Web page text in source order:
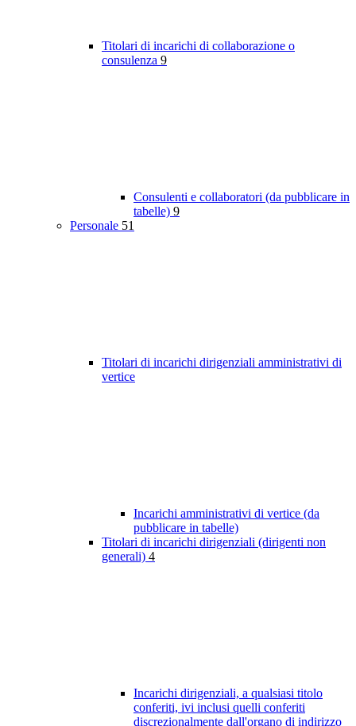
Titolari di incarichi di collaborazione o
consulenza 9
Consulenti e collaboratori (da pubblicare in
tabelle) 9
Personale 51
Titolari di incarichi dirigenziali amministrativi di
vertice
Incarichi amministrativi di vertice (da
pubblicare in tabelle)
Titolari di incarichi dirigenziali (dirigenti non
generali) 4
Incarichi dirigenziali, a qualsiasi titolo
conferiti, ivi inclusi quelli conferiti
discrezionalmente dall'organo di indirizzo